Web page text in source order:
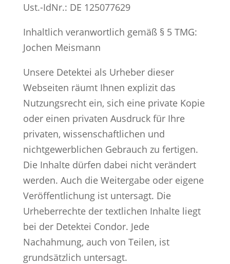
Ust.-IdNr.: DE 125077629
Inhaltlich veranwortlich gemäß § 5 TMG:
Jochen Meismann
Unsere Detektei als Urheber dieser
Webseiten räumt Ihnen explizit das
Nutzungsrecht ein, sich eine private Kopie
oder einen privaten Ausdruck für Ihre
privaten, wissenschaftlichen und
nichtgewerblichen Gebrauch zu fertigen.
Die Inhalte dürfen dabei nicht verändert
werden. Auch die Weitergabe oder eigene
Veröffentlichung ist untersagt. Die
Urheberrechte der textlichen Inhalte liegt
bei der Detektei Condor. Jede
Nachahmung, auch von Teilen, ist
grundsätzlich untersagt.